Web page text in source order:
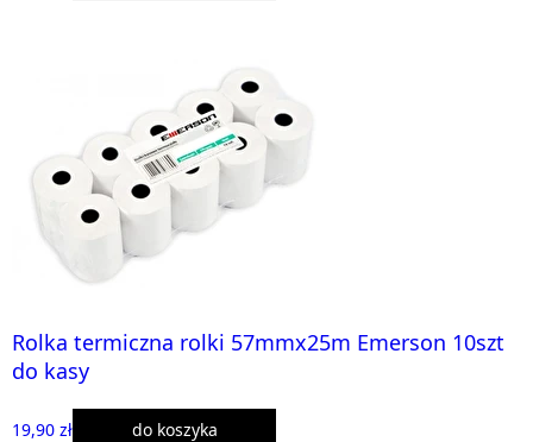
Rolka termiczna rolki 57mmx25m Emerson 10szt
do kasy
19,90 zł do koszyka